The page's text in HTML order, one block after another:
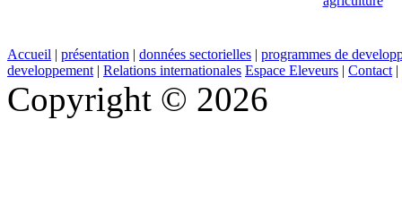
Accueil | présentation | données sectorielles | programmes de
developpement | Relations internationales Espace Eleveurs | Contact |
Copyright © 2026